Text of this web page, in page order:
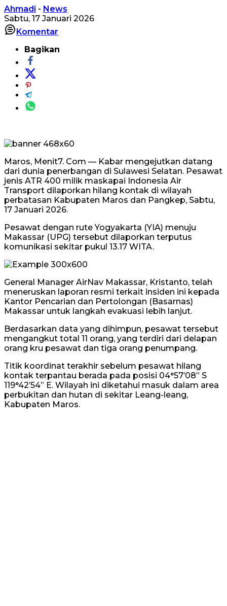
Ahmadi - News
Sabtu, 17 Januari 2026
Komentar
Bagikan
Maros, Menit7. Com — Kabar mengejutkan datang
dari dunia penerbangan di Sulawesi Selatan. Pesawat
jenis ATR 400 milik maskapai Indonesia Air
Transport dilaporkan hilang kontak di wilayah
perbatasan Kabupaten Maros dan Pangkep, Sabtu,
17 Januari 2026.
Pesawat dengan rute Yogyakarta (YIA) menuju
Makassar (UPG) tersebut dilaporkan terputus
komunikasi sekitar pukul 13.17 WITA.
General Manager AirNav Makassar, Kristanto, telah
meneruskan laporan resmi terkait insiden ini kepada
Kantor Pencarian dan Pertolongan (Basarnas)
Makassar untuk langkah evakuasi lebih lanjut.
Berdasarkan data yang dihimpun, pesawat tersebut
mengangkut total 11 orang, yang terdiri dari delapan
orang kru pesawat dan tiga orang penumpang.
Titik koordinat terakhir sebelum pesawat hilang
kontak terpantau berada pada posisi 04°57’08” S
119°42’54” E. Wilayah ini diketahui masuk dalam area
perbukitan dan hutan di sekitar Leang-leang,
Kabupaten Maros.